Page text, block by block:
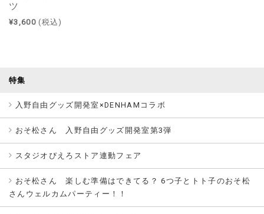
ツ
¥3,600 (税込)
特集
入野自由グッズ開発室×DENHAMコラボ
おそ松さん 入野自由グッズ開発室第3弾
スタジオぴえろストア連動フェア
おそ松さん 楽しむ準備はできてる？ 6つ子とトト子のおそ松
さんウェルカムパーティー！！